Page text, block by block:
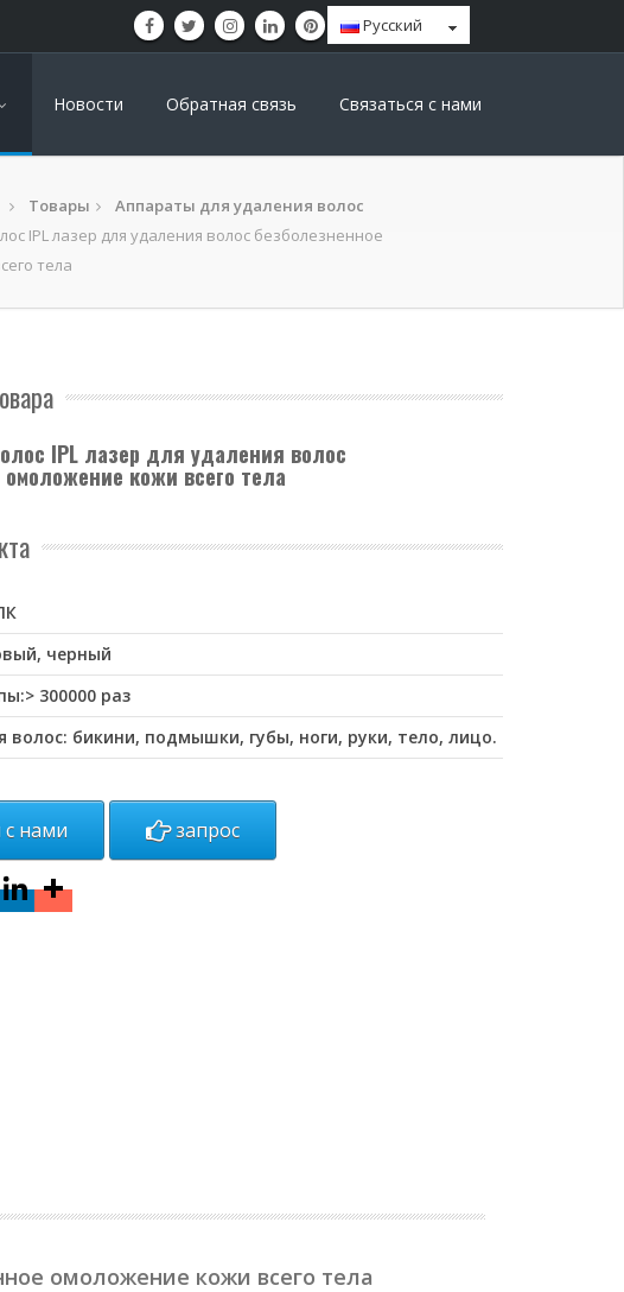
Pусский
Новости Обратная связь Связаться с нами
Товары
Аппараты для удаления волос
IPL лазер для удаления волос безболезненное
тела
IPL лазер для удаления волос
кожи всего тела
черный
300000 раз
волос: бикини, подмышки, губы, ноги, руки, тело, лицо.
с нами запрос
омоложение кожи всего тела